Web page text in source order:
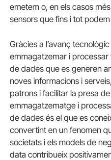
emetem o, en els casos
sensors que fins i tot
Gràcies a l’avanç
emmagatzemar i
de dades que es generen
noves informacions i
patrons i facilitar la presa
emmagatzematge i
de dades és el que es
convertint en un fenomen
societats i els models de
data contribueix